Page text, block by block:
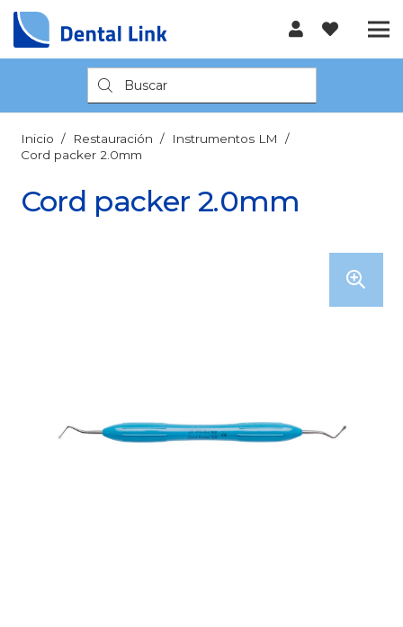
Búsqueda
de
productos
Inicio / Restauración / Instrumentos LM
/
Cord packer 2.0mm
Cord packer 2.0mm